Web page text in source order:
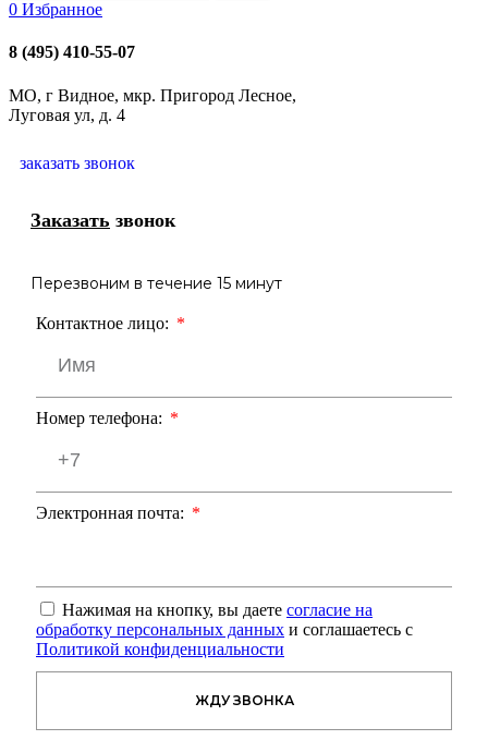
0 Избранное
8 (495) 410-55-07
МО, г Видное, мкр. Пригород Лесное,
Луговая ул, д. 4
заказать звонок
Контактное лицо:
Номер телефона:
Электронная почта:
Нажимая на кнопку, вы даете согласие на
обработку персональных данных и соглашаетесь с
Политикой конфиденциальности
ЖДУ ЗВОНКА
Перезвоним в течение 15 минут
Заказать звонок